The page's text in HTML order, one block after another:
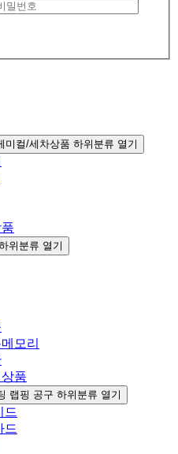
미컬/세차상품 하위분류 열기
위분류 열기
모리
품
랩핑 공구 하위분류 열기
드
드